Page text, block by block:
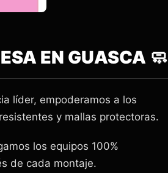
EN GUASCA 🧼
líder, empoderamos a los
y mallas protectoras.
los equipos 100%
de cada montaje.